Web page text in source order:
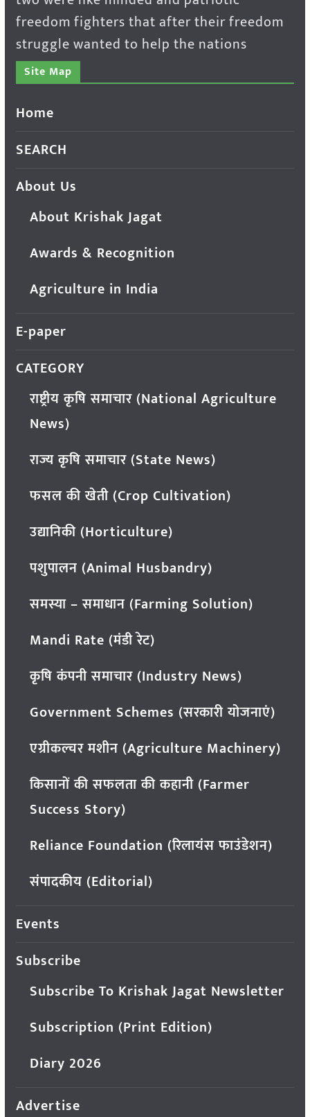
freedom fighters that after their freedom
struggle wanted to help the nations
Site Map
Home
SEARCH
About Us
About Krishak Jagat
Awards & Recognition
Agriculture in India
E-paper
CATEGORY
राष्ट्रीय कृषि समाचार (National Agriculture
News)
राज्य कृषि समाचार (State News)
फसल की खेती (Crop Cultivation)
उद्यानिकी (Horticulture)
पशुपालन (Animal Husbandry)
समस्या – समाधान (Farming Solution)
Mandi Rate (मंडी रेट)
कृषि कंपनी समाचार (Industry News)
Government Schemes (सरकारी योजनाएं)
एग्रीकल्चर मशीन (Agriculture Machinery)
किसानों की सफलता की कहानी (Farmer
Success Story)
Reliance Foundation (रिलायंस फाउंडेशन)
संपादकीय (Editorial)
Events
Subscribe
Subscribe To Krishak Jagat Newsletter
Subscription (Print Edition)
Diary 2026
Advertise